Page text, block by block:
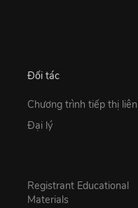
Đối tác
Chương trình tiếp thị
Đại lý
Registrant Educational
Materials